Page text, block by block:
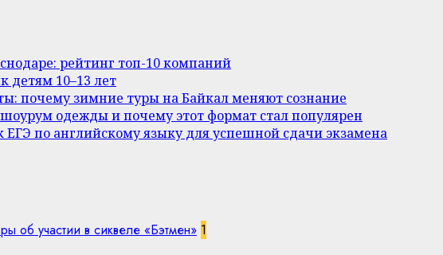
рейтинг топ-10 компаний
детям 10–13 лет
почему зимние туры на Байкал меняют сознание
одежды и почему этот формат стал популярен
по английскому языку для успешной сдачи экзамена
об участии в сиквеле «Бэтмен» 1